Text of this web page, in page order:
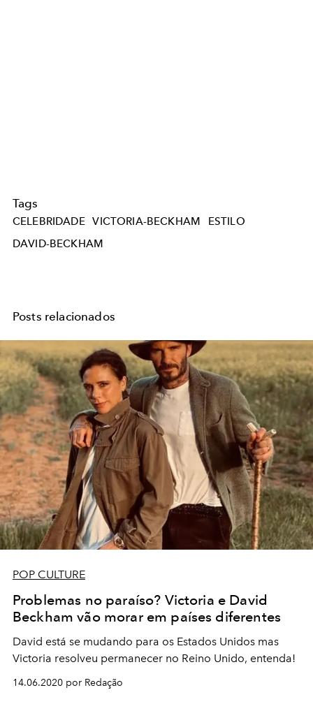
Tags
CELEBRIDADE VICTORIA-BECKHAM
ESTILO
DAVID-BECKHAM
Posts relacionados
POP CULTURE
Problemas no paraíso? Victoria e David
Beckham vão morar em países diferentes
David está se mudando para os Estados Unidos mas
Victoria resolveu permanecer no Reino Unido, entenda!
14.06.2020 por Redação